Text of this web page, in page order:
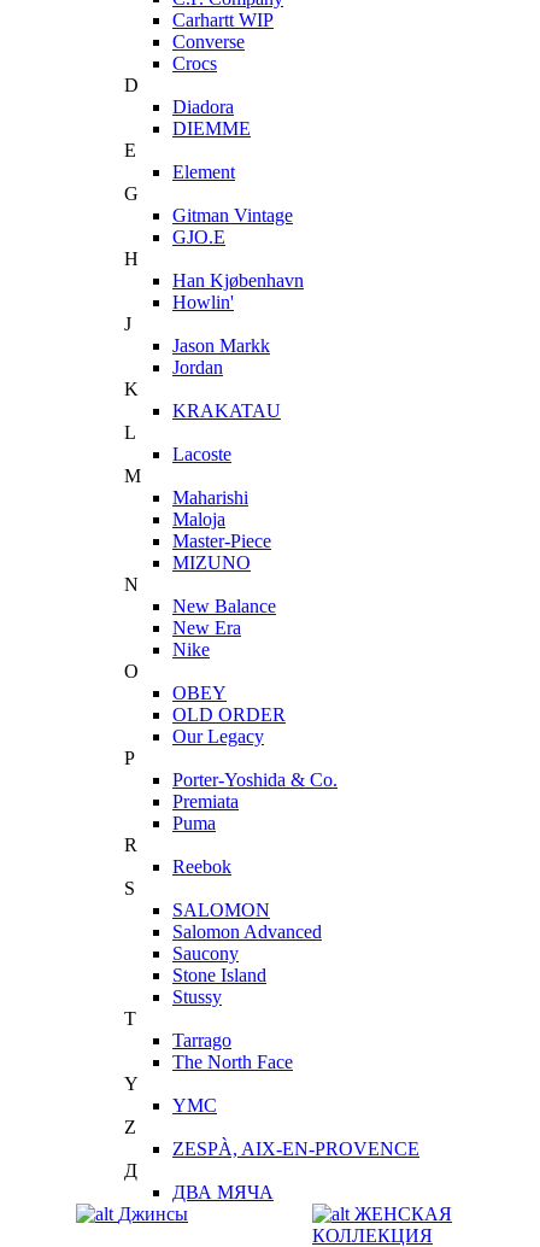
Carhartt WIP
Converse
Crocs
D
Diadora
DIEMME
E
Element
G
Gitman Vintage
GJO.E
H
Han Kjøbenhavn
Howlin'
J
Jason Markk
Jordan
K
KRAKATAU
L
Lacoste
M
Maharishi
Maloja
Master-Piece
MIZUNO
N
New Balance
New Era
Nike
O
OBEY
OLD ORDER
Our Legacy
P
Porter-Yoshida & Co.
Premiata
Puma
R
Reebok
S
SALOMON
Salomon Advanced
Saucony
Stone Island
Stussy
T
Tarrago
The North Face
Y
YMC
Z
ZESPÀ, AIX-EN-PROVENCE
Д
ДВА МЯЧА
Джинсы
ЖЕНСКАЯ
КОЛЛЕКЦИЯ